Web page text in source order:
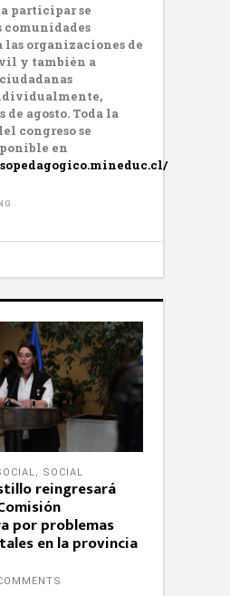
participar se
comunidades
las organizaciones de
y también a
de agosto. Toda la
congreso se
en
SOCIAL
reingresará
por problemas
en la provincia